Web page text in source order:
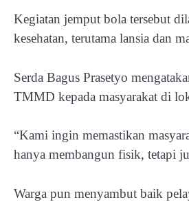
Kegiatan jemput bola tersebut
kesehatan, terutama lansia dan
Serda Bagus Prasetyo
TMMD kepada masyarakat di
“Kami ingin memastikan
hanya membangun fisik, tetapi
Warga pun menyambut baik